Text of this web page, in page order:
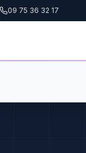
09 75 36 32 17